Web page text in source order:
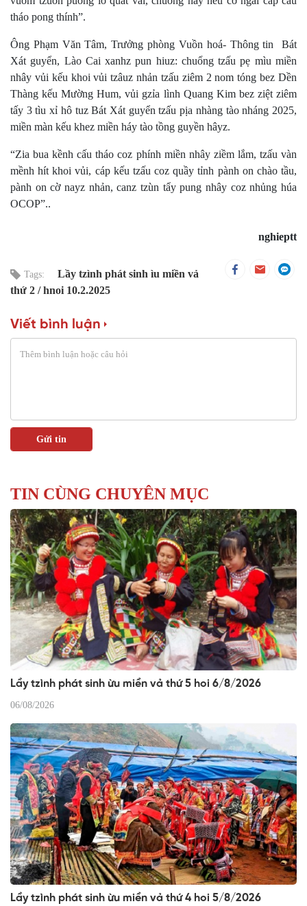
tháo pong thính”.
Ông Phạm Văn Tâm, Trưởng phòng Vuồn hoá- Thông tin Bát
Xát guyển, Lào Cai xanhz pun hiuz: chuổng tzấu pẹ mìu miền
nhây vủi kếu khoi vủi tzâuz nhản tzấu ziêm 2 nom tóng bez Dền
Thàng kếu Mường Hum, vủi gzỉa lình Quang Kim bez ziệt ziêm
tấy 3 tìu xỉ hô tuz Bát Xát guyển tzấu pịa nhàng tào nháng 2025,
miền màn kếu khez miền háy tào tồng guyền hâyz.
“Zia bua kềnh cấu tháo coz phính miền nhây ziềm lắm, tzấu vàn
mềnh hít khoi vủi, cáp kếu tzấu coz quầy tỉnh pành on chào tầu,
pành on cờ nayz nhản, canz tzùn tẩy pung nhây coz nhủng húa
OCOP”..
nghieptt
Tags:
Lầy tzình phát sinh ìu miền vả
thứ 2
hnoi 10.2.2025
Viết bình luận
TIN CÙNG CHUYÊN MỤC
Lầy tzình phát sinh ừu miền vả thứ 5 hoi 6/8/2026
06/08/2026
Lầy tzình phát sinh ừu miền vả thứ 4 hoi 5/8/2026